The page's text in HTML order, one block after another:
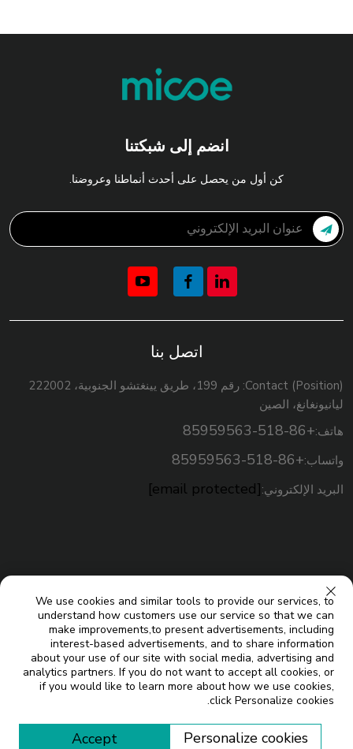
انضم إلى شبكتنا
كن أول من يحصل على أحدث أنماطنا وعروضنا.
اتصل بنا
Contact (Position): رقم 199، طريق يينغتشو الجنوبية، 222002
ليانيونغانغ، الصين
هاتف:+86-518-85959563
واتساب:+86-518-85959563
البريد الإلكتروني:[email protected]
حقوق النسخ © شركة جيانغسو ميكو للطاقة الشمسية المحدودة. جميع
الحقوق محفوظة |
We use cookies and similar tools to provide our services, to
understand how customers use our service so that we can
make improvements,to present advertisements, including
interest-based advertisements, and to share information
about your use of our site with social media, advertising and
analytics partners. If you do not want to accept all cookies, or
if you would like to learn more about how we use cookies,
click Personalize cookies.
Personalize cookies
Accept